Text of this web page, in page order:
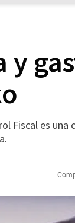
y
Fiscal es